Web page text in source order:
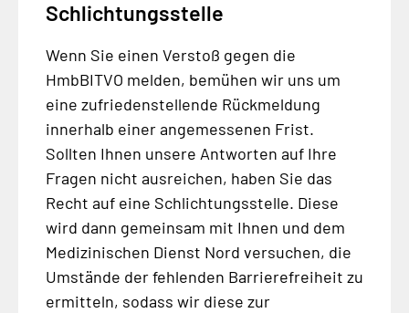
Schlichtungsstelle
Wenn Sie einen Verstoß gegen die
HmbBITVO melden, bemühen wir uns um
eine zufriedenstellende Rückmeldung
innerhalb einer angemessenen Frist.
Sollten Ihnen unsere Antworten auf Ihre
Fragen nicht ausreichen, haben Sie das
Recht auf eine Schlichtungsstelle. Diese
wird dann gemeinsam mit Ihnen und dem
Medizinischen Dienst Nord versuchen, die
Umstände der fehlenden Barrierefreiheit zu
ermitteln, sodass wir diese zur